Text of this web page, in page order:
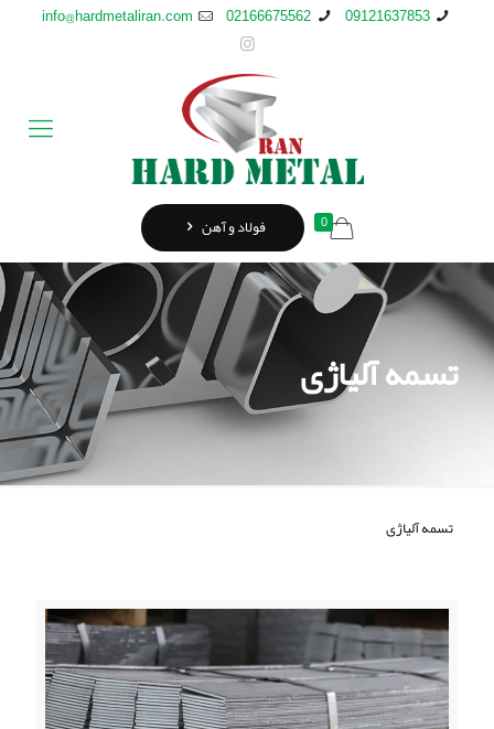
09121637853
02166675562
info@hardmetaliran.com
0 فولاد و آهن
تسمه آلیاژی
تسمه آلیاژی